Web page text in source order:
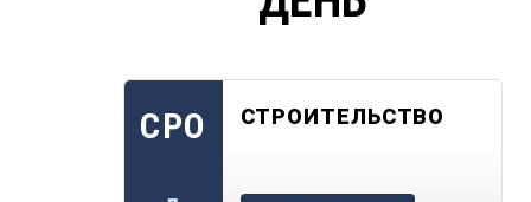
СРО СТРОИТЕЛЬСТВО